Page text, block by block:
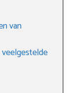
van